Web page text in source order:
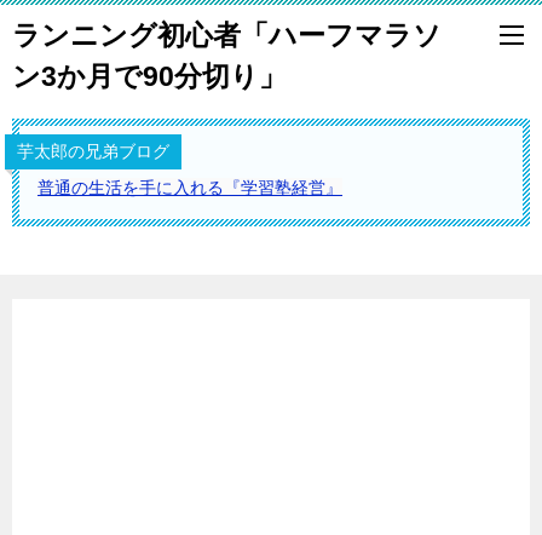
ランニング初心者「ハーフマラソ
ン3か月で90分切り」
芋太郎の兄弟ブログ
普通の生活を手に入れる『学習塾経営』